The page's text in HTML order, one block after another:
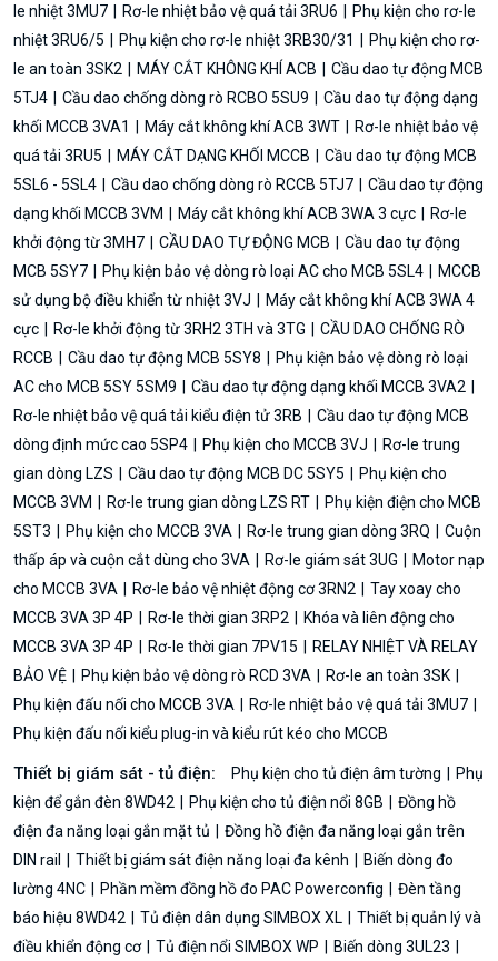
le nhiệt 3MU7
Rơ-le nhiệt bảo vệ quá tải 3RU6
Phụ kiện cho rơ-le
nhiệt 3RU6/5
Phụ kiện cho rơ-le nhiệt 3RB30/31
Phụ kiện cho rơ-
le an toàn 3SK2
MÁY CẮT KHÔNG KHÍ ACB
Cầu dao tự động MCB
5TJ4
Cầu dao chống dòng rò RCBO 5SU9
Cầu dao tự động dạng
khối MCCB 3VA1
Máy cắt không khí ACB 3WT
Rơ-le nhiệt bảo vệ
quá tải 3RU5
MÁY CẮT DẠNG KHỐI MCCB
Cầu dao tự động MCB
5SL6 - 5SL4
Cầu dao chống dòng rò RCCB 5TJ7
Cầu dao tự động
dạng khối MCCB 3VM
Máy cắt không khí ACB 3WA 3 cực
Rơ-le
khởi động từ 3MH7
CẦU DAO TỰ ĐỘNG MCB
Cầu dao tự động
MCB 5SY7
Phụ kiện bảo vệ dòng rò loại AC cho MCB 5SL4
MCCB
sử dụng bộ điều khiển từ nhiệt 3VJ
Máy cắt không khí ACB 3WA 4
cực
Rơ-le khởi động từ 3RH2 3TH và 3TG
CẦU DAO CHỐNG RÒ
RCCB
Cầu dao tự động MCB 5SY8
Phụ kiện bảo vệ dòng rò loại
AC cho MCB 5SY 5SM9
Cầu dao tự động dạng khối MCCB 3VA2
Rơ-le nhiệt bảo vệ quá tải kiểu điện tử 3RB
Cầu dao tự động MCB
dòng định mức cao 5SP4
Phụ kiện cho MCCB 3VJ
Rơ-le trung
gian dòng LZS
Cầu dao tự động MCB DC 5SY5
Phụ kiện cho
MCCB 3VM
Rơ-le trung gian dòng LZS RT
Phụ kiện điện cho MCB
5ST3
Phụ kiện cho MCCB 3VA Rơ-le trung gian dòng 3RQ
Cuộn
thấp áp và cuộn cắt dùng cho 3VA
Rơ-le giám sát 3UG
Motor nạp
cho MCCB 3VA
Rơ-le bảo vệ nhiệt động cơ 3RN2
Tay xoay cho
MCCB 3VA 3P 4P
Rơ-le thời gian 3RP2
Khóa và liên động cho
MCCB 3VA 3P 4P
Rơ-le thời gian 7PV15
RELAY NHIỆT VÀ RELAY
BẢO VỆ
Phụ kiện bảo vệ dòng rò RCD 3VA
Rơ-le an toàn 3SK
Phụ kiện đấu nối cho MCCB 3VA
Rơ-le nhiệt bảo vệ quá tải 3MU7
Phụ kiện đấu nối kiểu plug-in và kiểu rút kéo cho MCCB
Thiết bị giám sát - tủ điện: Phụ kiện cho tủ điện âm tường
Phụ
kiện để gắn đèn 8WD42
Phụ kiện cho tủ điện nổi 8GB
Đồng hồ
điện đa năng loại gắn mặt tủ
Đồng hồ điện đa năng loại gắn trên
DIN rail
Thiết bị giám sát điện năng loại đa kênh
Biến dòng đo
lường 4NC
Phần mềm đồng hồ đo PAC Powerconfig
Đèn tầng
báo hiệu 8WD42
Tủ điện dân dụng SIMBOX XL
Thiết bị quản lý và
điều khiển động cơ
Tủ điện nổi SIMBOX WP Biến dòng 3UL23